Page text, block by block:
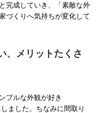
完成していき、「素敵な外
づくりへ気持ちが変化して
、メリットたくさ
プルな外観が好き
ました。ちなみに間取り